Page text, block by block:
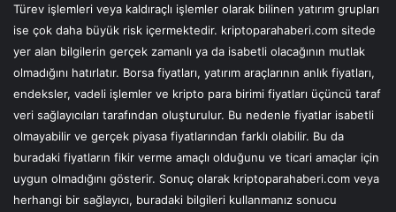
Türev işlemleri veya kaldıraçlı işlemler olarak bilinen yatırım grupları
ise çok daha büyük risk içermektedir. kriptoparahaberi.com sitede
yer alan bilgilerin gerçek zamanlı ya da isabetli olacağının mutlak
olmadığını hatırlatır. Borsa fiyatları, yatırım araçlarının anlık fiyatları,
endeksler, vadeli işlemler ve kripto para birimi fiyatları üçüncü taraf
veri sağlayıcıları tarafından oluşturulur. Bu nedenle fiyatlar isabetli
olmayabilir ve gerçek piyasa fiyatlarından farklı olabilir. Bu da
buradaki fiyatların fikir verme amaçlı olduğunu ve ticari amaçlar için
uygun olmadığını gösterir. Sonuç olarak kriptoparahaberi.com veya
herhangi bir sağlayıcı, buradaki bilgileri kullanmanız sonucu